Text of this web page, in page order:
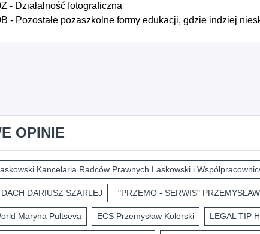
- Działalność fotograficzna
- Pozostałe pozaszkolne formy edukacji, gdzie indziej
OPINIE
Kancelaria Radców Prawnych Laskowski i
DARIUSZ SZARLEJ "PRZEMO - SERWIS"
Maryna Pultseva ECS Przemysław Kolerski LEGAL TIP